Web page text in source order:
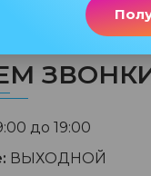
до 19:00
ВЫХОДНОЙ